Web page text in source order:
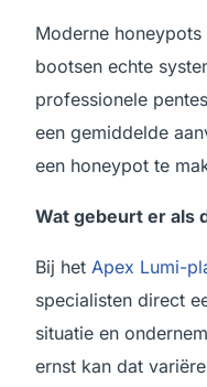
Moderne
bootsen echte
professionele
een gemiddelde
een honeypot te
Wat gebeurt er als
Bij hetApex Lumi-
specialisten direct
situatie en
ernst kan dat